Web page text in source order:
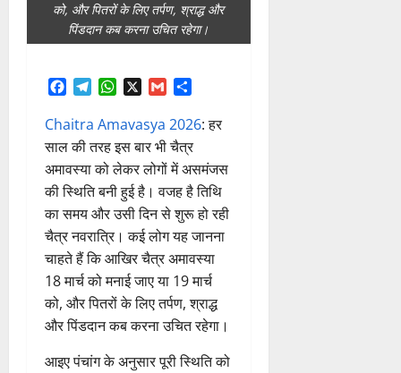
को, और पितरों के लिए तर्पण, श्राद्ध और
पिंडदान कब करना उचित रहेगा।
Facebook
TelegramWhatsAppGmail
Chaitra Amavasya 2026: हर
सालकीतरहइसबारभीचैत्र
अमावस्याकोलेकरलोगोंमेंअसमंजस
कीस्थितिबनीहुईहै।वजहहैतिथि
कासमयऔरउसीदिनसेशुरूहोरही
चैत्रनवरात्रि।कईलोगयहजानना
चाहतेहैंकिआखिरचैत्रअमावस्या
18मार्चकोमनाईजाएया 19मार्च
को, औरपितरोंकेलिएतर्पण,श्राद्ध
औरपिंडदानकबकरनाउचितरहेगा।
आइएपंचांगकेअनुसारपूरीस्थितिको